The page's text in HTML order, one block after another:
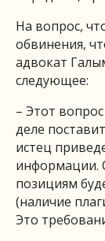
На вопрос,
обвинения,
адвокат
следующее:
– Этот
деле
истец
информации.
позициям
(наличие
Это